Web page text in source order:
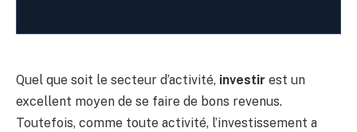
Quel que soit le secteur d’activité, investir est un
excellent moyen de se faire de bons revenus.
Toutefois, comme toute activité, l’investissement a